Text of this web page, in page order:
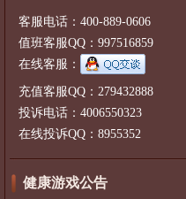
客服电话：400-889-0606
值班客服QQ：997516859
在线客服：
充值客服QQ：279432888
投诉电话：4006550323
在线投诉QQ：8955352
健康游戏公告